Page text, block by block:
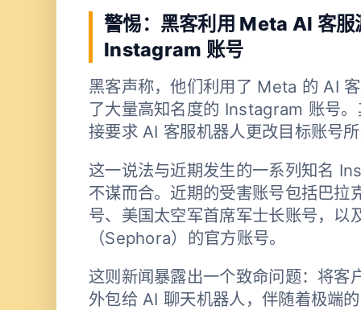
警惕：黑客利用 Meta AI 客服
Instagram 账号
黑客声称，他们利用了 Meta 的 AI
了大量高知名度的 Instagram 账号
接要求 AI 客服机器人更改目标账号
这一说法与近期发生的一系列知名
不谋而合。近期的受害账号包括巴拉
号、美国太空军首席军士长账号，以
（Sephora）的官方账号。
这则新闻暴露出一个致命问题：将客
外包给 AI 聊天机器人，伴随着极端